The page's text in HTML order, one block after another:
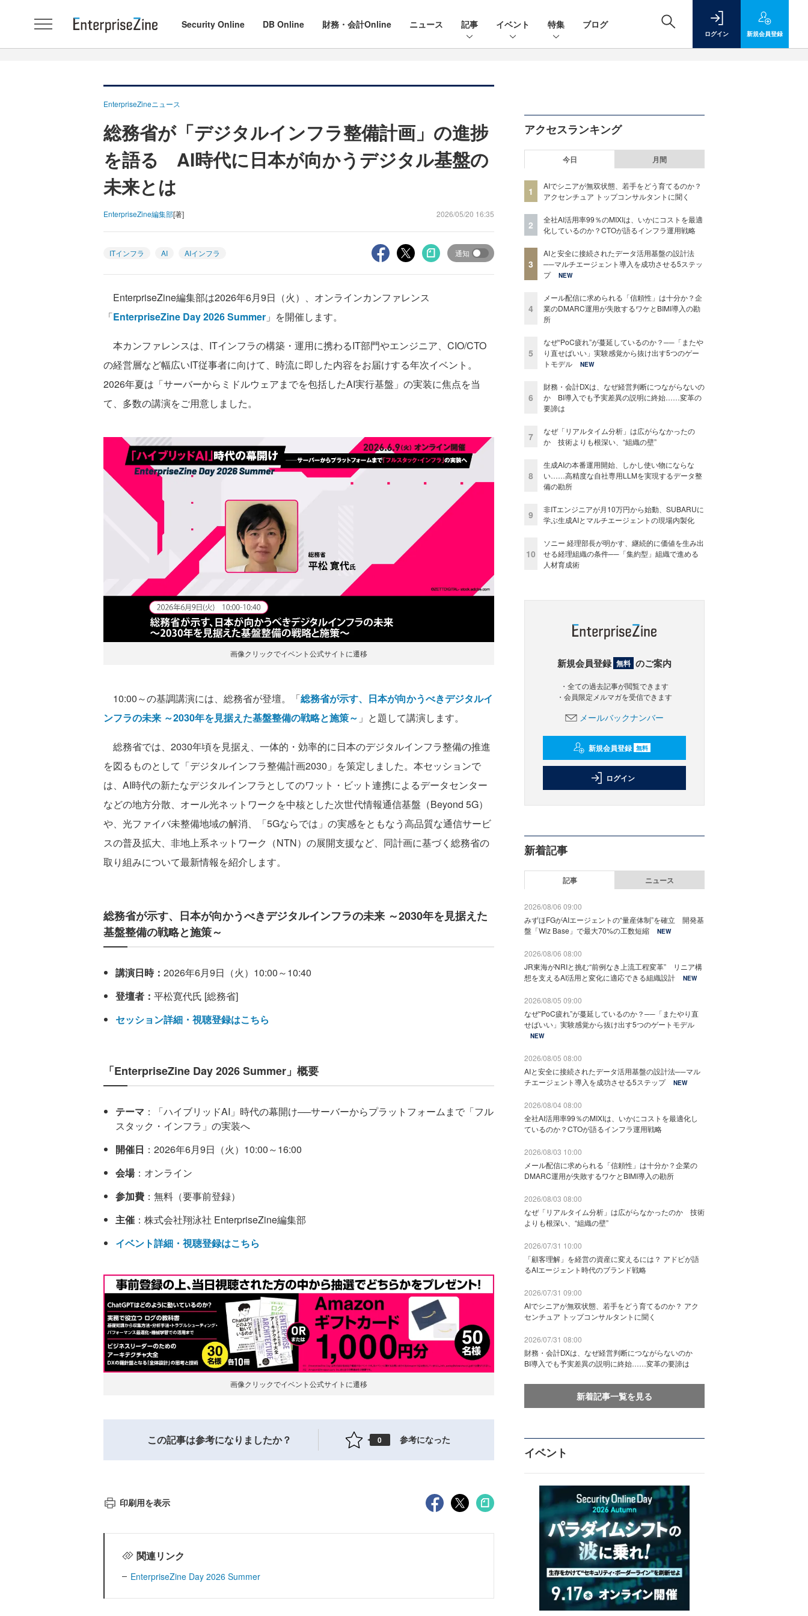
Security Online DB Online 財務・会計Online ニュース 記事 イベント 特集 ブログ
ログイン 新規会員登録
EnterpriseZineニュース
総務省が「デジタルインフラ整備計画」の進捗
を語る AI時代に日本が向かうデジタル基盤の
未来とは
EnterpriseZine編集部[著] 2026/05/20 16:35
ITインフラ AI AIインフラ 通知
EnterpriseZine編集部は2026年6月9日（火）、オンラインカンファレンス
「EnterpriseZine Day 2026 Summer 」を開催します。
本カンファレンスは、ITインフラの構築・運用に携わるIT部門やエンジニア、CIO/CTO
の経営層など幅広いIT従事者に向けて、時流に即した内容をお届けする年次イベント。
2026年夏は「サーバーからミドルウェアまでを包括したAI実行基盤」の実装に焦点を当
て、多数の講演をご用意しました。
画像クリックでイベント公式サイトに遷移
10:00～の基調講演には、総務省が登壇。「総務省が示す、日本が向かうべきデジタルイ
ンフラの未来 ～2030年を見据えた基盤整備の戦略と施策～ 」と題して講演します。
総務省では、2030年頃を見据え、一体的・効率的に日本のデジタルインフラ整備の推進
を図るものとして「デジタルインフラ整備計画2030」を策定しました。本セッションで
は、AI時代の新たなデジタルインフラとしてのワット・ビット連携によるデータセンター
などの地方分散、オール光ネットワークを中核とした次世代情報通信基盤（Beyond 5G）
や、光ファイバ未整備地域の解消、「5Gならでは」の実感をともなう高品質な通信サービ
スの普及拡大、非地上系ネットワーク（NTN）の展開支援など、同計画に基づく総務省の
取り組みについて最新情報を紹介します。
総務省が示す、日本が向かうべきデジタルインフラの未来 ～2030年を見据えた
基盤整備の戦略と施策～
講演日時： 2026年6月9日（火）10:00～10:40
登壇者： 平松寛代氏 [総務省]
セッション詳細・視聴登録はこちら
「EnterpriseZine Day 2026 Summer」概要
テーマ ：「ハイブリッドAI」時代の幕開け──サーバーからプラットフォームまで「フル
スタック・インフラ」の実装へ
開催日 ：2026年6月9日（火）10:00～16:00
会場：オンライン
参加費 ：無料（要事前登録）
主催 ：株式会社翔泳社 EnterpriseZine編集部
イベント詳細・視聴登録はこちら
画像クリックでイベント公式サイトに遷移
この記事は参考になりましたか？ 0 参考になった
印刷用を表示
関連リンク
EnterpriseZine Day 2026 Summer
アクセスランキング
今日 月間
1
AIでシニアが無双状態、若手をどう育てるのか？
アクセンチュア トップコンサルタントに聞く
2
全社AI活用率99％のMIXIは、いかにコストを最適
化しているのか？CTOが語るインフラ運用戦略
3
AIと安全に接続されたデータ活用基盤の設計法
──マルチエージェント導入を成功させる5ステッ
プ
NEW
4
メール配信に求められる「信頼性」は十分か？企
業のDMARC運用が失敗するワケとBIMI導入の勘
所
5
なぜ“PoC疲れ”が蔓延しているのか？──「またや
り直せばいい」実験感覚から抜け出す5つのゲー
トモデル
NEW
6
財務・会計DXは、なぜ経営判断につながらないの
か BI導入でも予実差異の説明に終始……変革の
要諦は
7
なぜ「リアルタイム分析」は広がらなかったの
か 技術よりも根深い、“組織の壁”
8
生成AIの本番運用開始、しかし使い物にならな
い……高精度な自社専用LLMを実現するデータ整
備の勘所
9
非ITエンジニアが月10万円から始動、SUBARUに
学ぶ生成AIとマルチエージェントの現場内製化
10
ソニー 経理部長が明かす、継続的に価値を生み出
せる経理組織の条件──「集約型」組織で進める
人材育成術
新規会員登録 無料 のご案内
・全ての過去記事が閲覧できます
・会員限定メルマガを受信できます
メールバックナンバー
新規会員登録 無料
ログイン
新着記事
記事 ニュース
2026/08/06 09:00
みずほFGがAIエージェントの“量産体制”を確立 開発基
盤「Wiz Base」で最大70%の工数短縮
NEW
2026/08/06 08:00
JR東海がNRIと挑む“前例なき上流工程変革” リニア構
想を支えるAI活用と変化に適応できる組織設計
NEW
2026/08/05 09:00
なぜ“PoC疲れ”が蔓延しているのか？──「またやり直
せばいい」実験感覚から抜け出す5つのゲートモデル
NEW
2026/08/05 08:00
AIと安全に接続されたデータ活用基盤の設計法──マル
チエージェント導入を成功させる5ステップ
NEW
2026/08/04 08:00
全社AI活用率99％のMIXIは、いかにコストを最適化し
ているのか？CTOが語るインフラ運用戦略
2026/08/03 10:00
メール配信に求められる「信頼性」は十分か？企業の
DMARC運用が失敗するワケとBIMI導入の勘所
2026/08/03 08:00
なぜ「リアルタイム分析」は広がらなかったのか 技術
よりも根深い、“組織の壁”
2026/07/31 10:00
「顧客理解」を経営の資産に変えるには？ アドビが語
るAIエージェント時代のブランド戦略
2026/07/31 09:00
AIでシニアが無双状態、若手をどう育てるのか？ アク
センチュア トップコンサルタントに聞く
2026/07/31 08:00
財務・会計DXは、なぜ経営判断につながらないのか
BI導入でも予実差異の説明に終始……変革の要諦は
新着記事一覧を見る
イベント